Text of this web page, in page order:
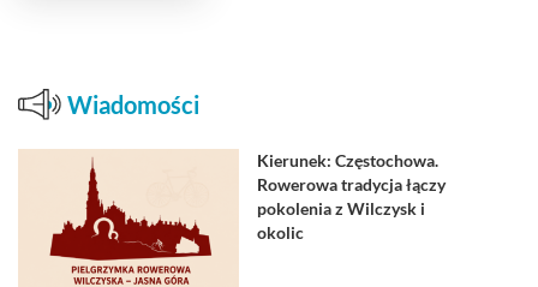
Wiadomości
Kierunek: Częstochowa.
Rowerowa tradycja łączy
pokolenia z Wilczysk i
okolic